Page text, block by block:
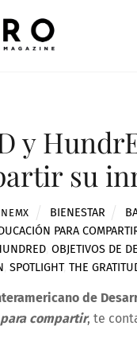
y
su
BIENESTAR
PARA
OBJETIVOS DE
SPOTLIGHT, THE
de
compartir, te